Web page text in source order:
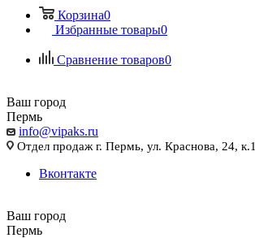
Корзина0
Избранные товары0
Сравнение товаров0
Ваш город
Пермь
info@vipaks.ru
Отдел продаж г. Пермь, ул. Краснова, 24, к.1
Вконтакте
Ваш город
Пермь